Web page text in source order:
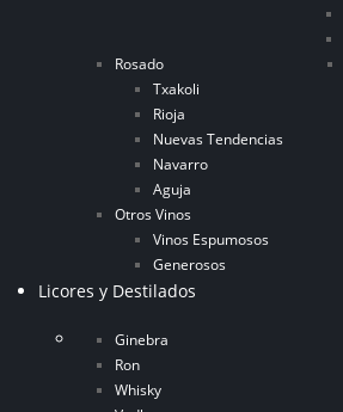
Rosado
Txakoli
Rioja
Nuevas Tendencias
Navarro
Aguja
Otros Vinos
Vinos Espumosos
Generosos
Licores y Destilados
Ginebra
Ron
Whisky